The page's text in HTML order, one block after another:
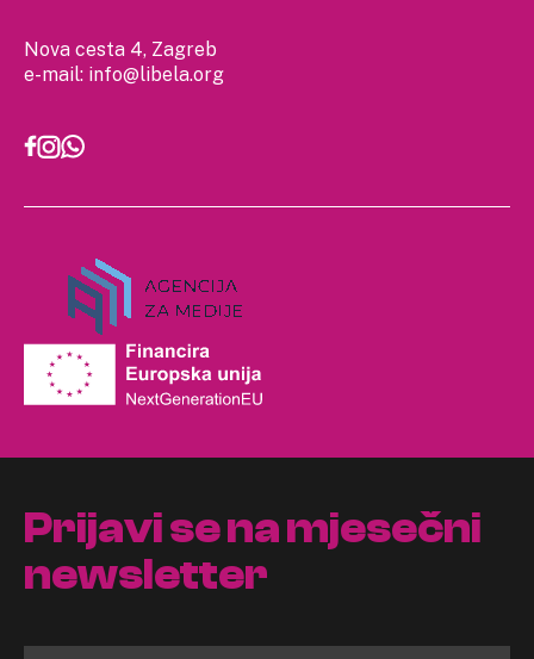
Nova cesta 4, Zagreb
e-mail: info@libela.org
Prijavi se na mjesečni
newsletter